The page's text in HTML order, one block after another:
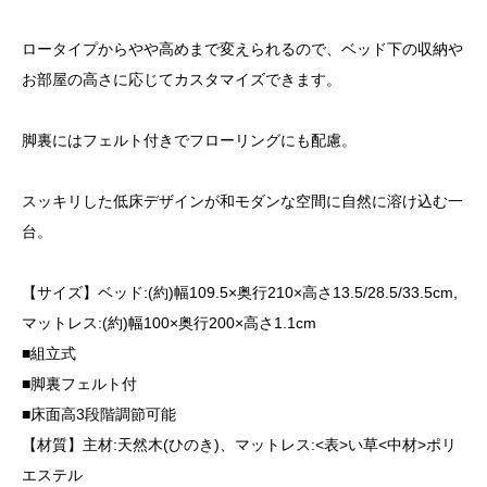
ロータイプからやや高めまで変えられるので、ベッド下の収納や
お部屋の高さに応じてカスタマイズできます。
脚裏にはフェルト付きでフローリングにも配慮。
スッキリした低床デザインが和モダンな空間に自然に溶け込む一
台。
【サイズ】ベッド:(約)幅109.5×奥行210×高さ13.5/28.5/33.5cm,
マットレス:(約)幅100×奥行200×高さ1.1cm
■組立式
■脚裏フェルト付
■床面高3段階調節可能
【材質】主材:天然木(ひのき)、マットレス:<表>い草<中材>ポリ
エステル